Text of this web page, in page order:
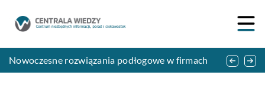
Pomoc drogowa – czym się zajmuje?
Nowoczesne rozwiązania podłogowe w firmach
Czym karmić świnie? Poradnik dla rolnika